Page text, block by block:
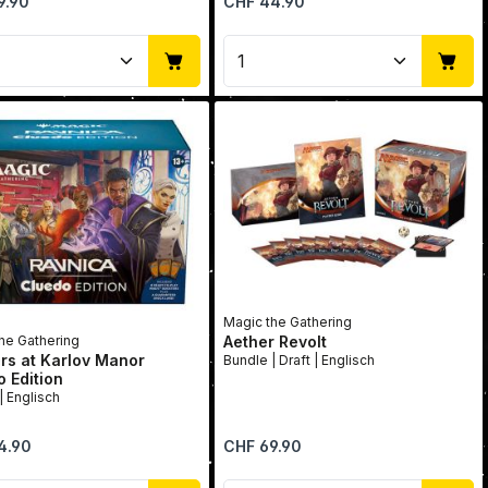
benutze die Schaltflächen um
Wert ein oder benutze
Anzahl: Gib den gewünschten
Produkt Anzahl:
Gathering
at Karlov Manor
Edition
Bundle | Englisch
Preis:
Magic the Gathering
Aether Revolt
Bundle | Draft | Englisch
Regulärer Preis:
CHF 69.90